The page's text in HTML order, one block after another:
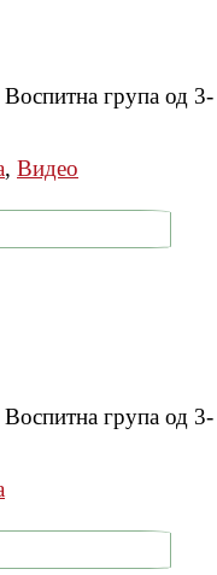
група од 3-
, Видео
група од 3-